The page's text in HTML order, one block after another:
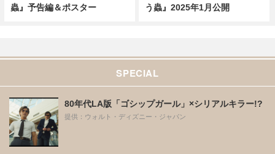
蟲』予告編＆ポスター
う蟲』2025年1月公開
SPECIAL
80年代LA版「ゴシップガール」×シリアルキラー!?
提供：ウォルト・ディズニー・ジャパン